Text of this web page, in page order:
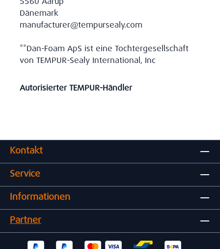
Dänemark
manufacturer@tempursealy.com
**Dan-Foam ApS ist eine Tochtergesellschaft
von TEMPUR-Sealy International, Inc
Autorisierter TEMPUR-Händler
Kontakt
Service
Informationen
Partner